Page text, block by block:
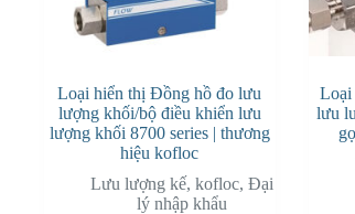
Loại hiển thị Đồng hồ đo lưu
lượng khối/bộ điều khiển lưu
lượng khối 8700 series | thương
hiệu kofloc
Lưu lượng kế, kofloc, Đại
lý nhập khẩu
Loại
lưu